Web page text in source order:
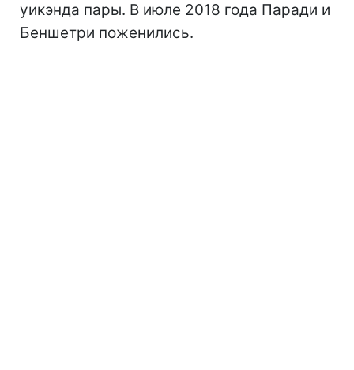
уикэнда пары. В июле 2018 года Паради и
Беншетри поженились.